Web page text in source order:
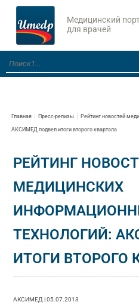
Медицинский
для врачей
Главная Пресс-релизы Рейтинг новостей
АКСИМЕД подвел итоги второго квартала
РЕЙТИНГ
МЕДИЦИНСКИХ
ТЕХНОЛОГИЙ:
ИТОГИ ВТОРОГО
АКСИМЕД | 05.07.2013